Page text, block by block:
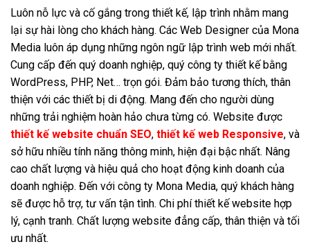
Luôn nỗ lực và cố gắng trong thiết kế, lập trình nhằm mang
lại sự hài lòng cho khách hàng. Các Web Designer của Mona
Media luôn áp dụng những ngôn ngữ lập trình web mới nhất.
Cung cấp đến quý doanh nghiệp, quý công ty thiết kế bằng
WordPress, PHP, Net… trọn gói. Đảm bảo tương thích, thân
thiện với các thiết bị di động. Mang đến cho người dùng
những trải nghiệm hoàn hảo chưa từng có. Website được
thiết kế website chuẩn SEO, thiết kế web Responsive, và
sở hữu nhiều tính năng thông minh, hiện đại bậc nhất. Nâng
cao chất lượng và hiệu quả cho hoạt động kinh doanh của
doanh nghiệp. Đến với công ty Mona Media, quý khách hàng
sẽ được hỗ trợ, tư vấn tận tình. Chi phí thiết kế website hợp
lý, cạnh tranh. Chất lượng website đẳng cấp, thân thiện và tối
ưu nhất.